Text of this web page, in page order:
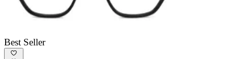
Best Seller